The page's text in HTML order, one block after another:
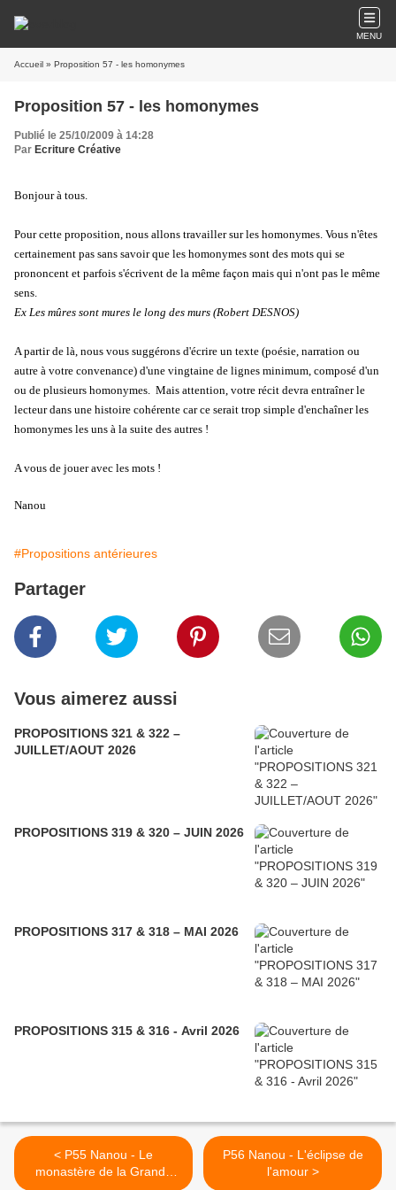
MENU
Accueil » Proposition 57 - les homonymes
Proposition 57 - les homonymes
Publié le 25/10/2009 à 14:28
Par Ecriture Créative
Bonjour à tous.
Pour cette proposition, nous allons travailler sur les homonymes. Vous n'êtes
certainement pas sans savoir que les homonymes sont des mots qui se
prononcent et parfois s'écrivent de la même façon mais qui n'ont pas le même
sens.
Ex Les mûres sont mures le long des murs (Robert DESNOS)
A partir de là, nous vous suggérons d'écrire un texte (poésie, narration ou
autre à votre convenance) d'une vingtaine de lignes minimum, composé d'un
ou de plusieurs homonymes. Mais attention, votre récit devra entraîner le
lecteur dans une histoire cohérente car ce serait trop simple d'enchaîner les
homonymes les uns à la suite des autres !
A vous de jouer avec les mots !
Nanou
#Propositions antérieures
Partager
Vous aimerez aussi
PROPOSITIONS 321 & 322 –
JUILLET/AOUT 2026
PROPOSITIONS 319 & 320 – JUIN 2026
PROPOSITIONS 317 & 318 – MAI 2026
PROPOSITIONS 315 & 316 - Avril 2026
< P55 Nanou - Le
monastère de la Grande
P56 Nanou - L'éclipse de
l'amour >